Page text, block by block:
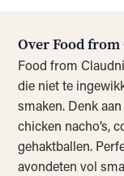
Over Food
Food from
die niet te
smaken. Denk
chicken nacho’s,
gehaktballen.
avondeten vol